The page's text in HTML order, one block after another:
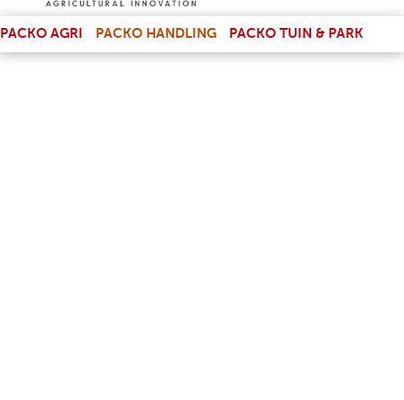
PACKO AGRI PACKO HANDLING PACKO TUIN & PARK